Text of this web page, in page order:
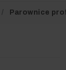
Parownice